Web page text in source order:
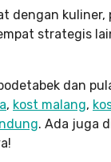
dengan kuliner,
strategis
dan
, kost malang,
. Ada juga